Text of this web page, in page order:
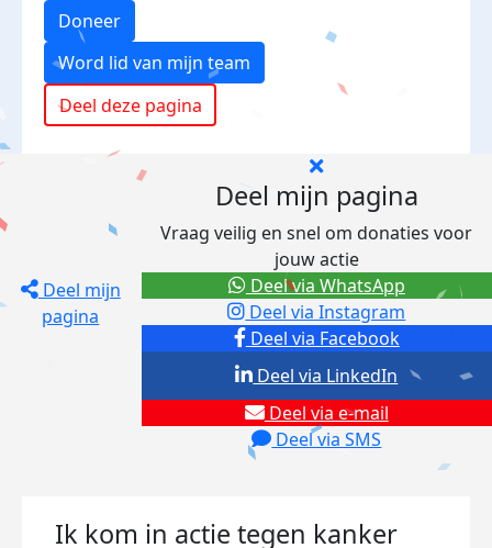
Doneer
Word lid van mijn team
Deel deze pagina
Deel mijn
pagina
Deel mijn pagina
Vraag veilig en snel om donaties voor
jouw actie
Deel via Facebook
Deel via Instagram
Deel via e-mail
Deel via SMS
Deel via LinkedIn
Deel via WhatsApp
Ik kom in actie tegen kanker